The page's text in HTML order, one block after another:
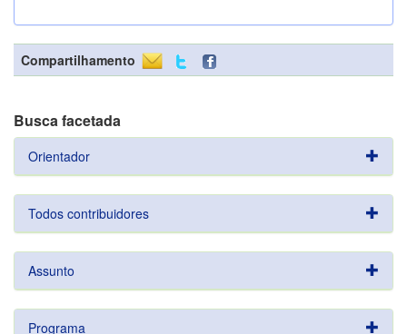
Compartilhamento
Busca facetada
Orientador
Todos contribuidores
Assunto
Programa